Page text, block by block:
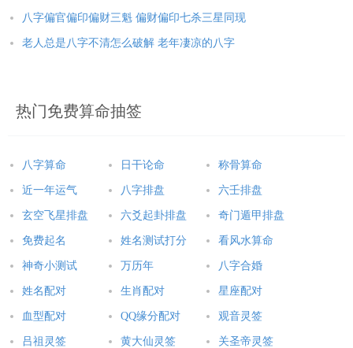
八字偏官偏印偏财三魁 偏财偏印七杀三星同现
老人总是八字不清怎么破解 老年凄凉的八字
热门免费算命抽签
八字算命 日干论命 称骨算命
近一年运气 八字排盘 六壬排盘
玄空飞星排盘 六爻起卦排盘 奇门遁甲排盘
免费起名 姓名测试打分 看风水算命
神奇小测试 万历年 八字合婚
姓名配对 生肖配对 星座配对
血型配对 QQ缘分配对 观音灵签
吕祖灵签 黄大仙灵签 关圣帝灵签